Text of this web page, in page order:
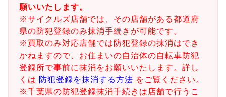
願いいたします。
※サイクルズ店舗では、その店舗がある都道府
県の防犯登録のみ抹消手続きが可能です。
※買取のみ対応店舗では防犯登録の抹消はでき
かねますので、お住まいの自治体の自転車防犯
登録所で事前に抹消をお願いいたします。詳し
くは 防犯登録を抹消する方法 をご覧ください。
※千葉県の防犯登録抹消手続きは店舗で行うこ